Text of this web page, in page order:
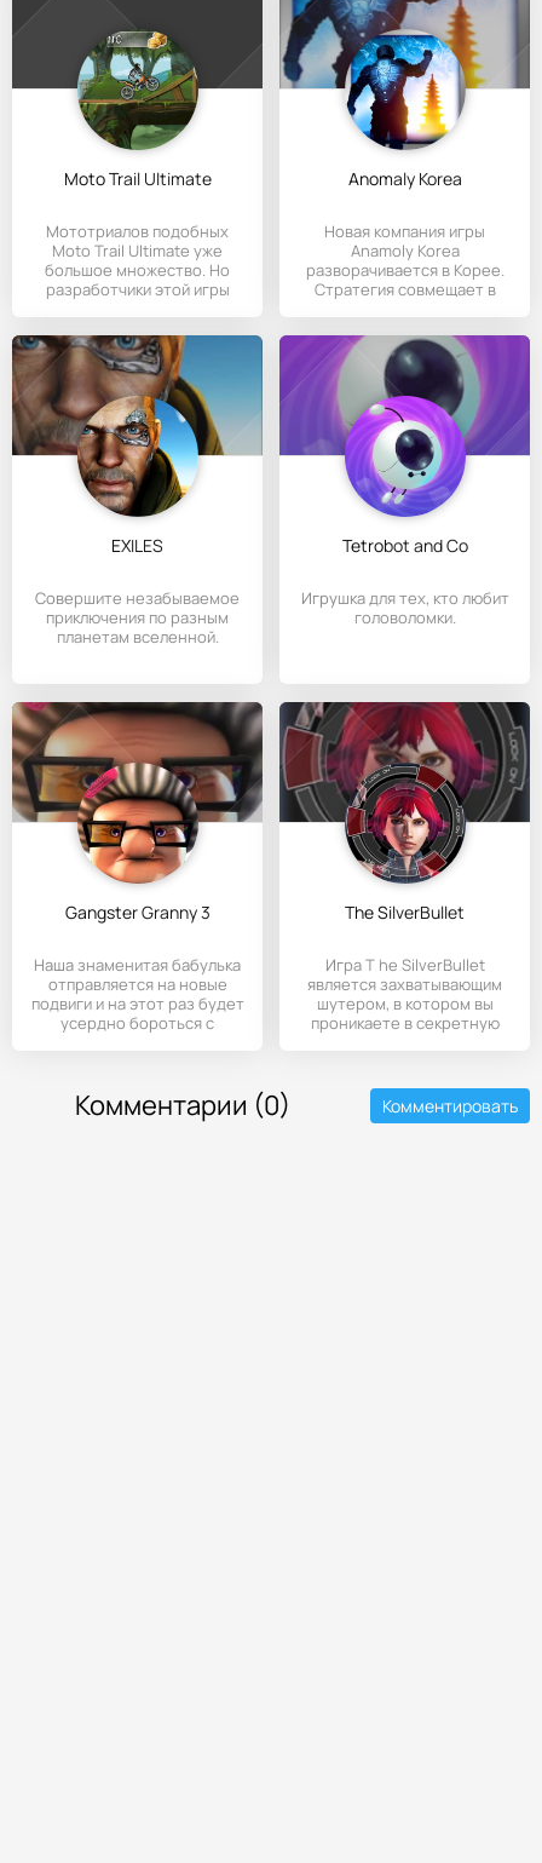
Moto Trail Ultimate
Мототриалов подобных
Moto Trail Ultimate уже
большое множество. Но
разработчики этой игры
Anomaly Korea
Новая компания игры
Anamoly Korea
разворачивается в Корее.
Стратегия совмещает в
EXILES
Совершите незабываемое
приключения по разным
планетам вселенной.
Tetrobot and Co
Игрушка для тех, кто любит
головоломки.
Gangster Granny 3
Наша знаменитая бабулька
отправляется на новые
подвиги и на этот раз будет
усердно бороться с
The SilverBullet
Игра T he SilverBullet
является захватывающим
шутером, в котором вы
проникаете в секретную
Комментарии (0) Комментировать